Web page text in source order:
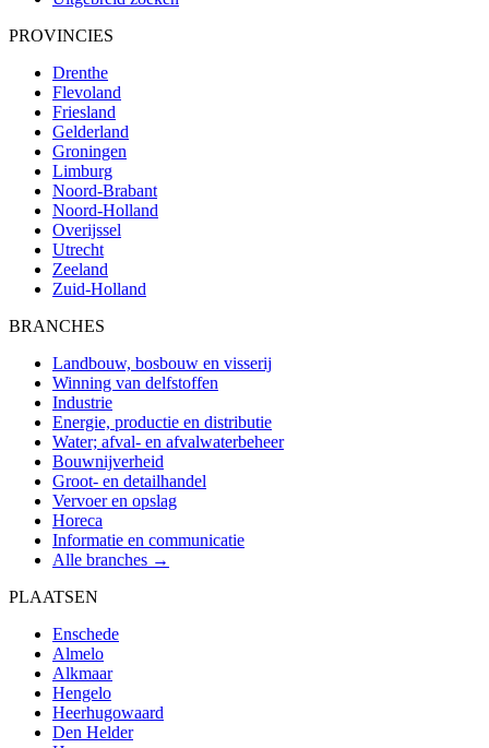
PROVINCIES
Drenthe
Flevoland
Friesland
Gelderland
Groningen
Limburg
Noord-Brabant
Noord-Holland
Overijssel
Utrecht
Zeeland
Zuid-Holland
BRANCHES
Landbouw, bosbouw en visserij
Winning van delfstoffen
Industrie
Energie, productie en distributie
Water; afval- en afvalwaterbeheer
Bouwnijverheid
Groot- en detailhandel
Vervoer en opslag
Horeca
Informatie en communicatie
Alle branches →
PLAATSEN
Enschede
Almelo
Alkmaar
Hengelo
Heerhugowaard
Den Helder